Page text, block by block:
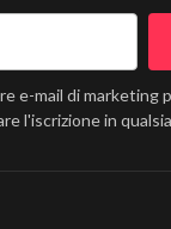
e-mail di marketing
l'iscrizione in